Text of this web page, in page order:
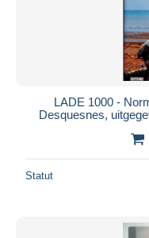
LADE 1000 -
Desquesnes,
Statut